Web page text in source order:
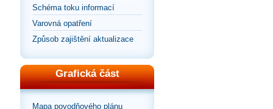
Schéma toku informací
Varovná opatření
Způsob zajištění aktualizace
Grafická část
Mapa povodňového plánu